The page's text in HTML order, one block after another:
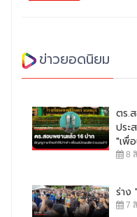
ข่าวยอดนิยม
ตร.
ประ
"เพื่
8
ร่าง
7